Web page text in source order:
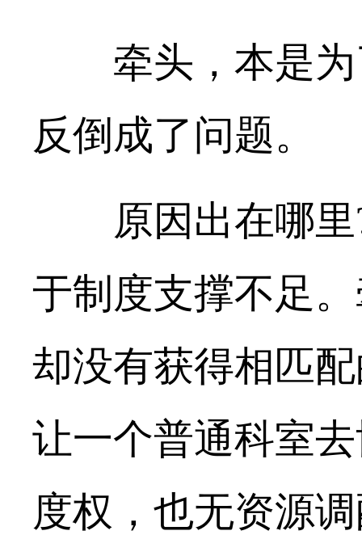
牵头，本是为
反倒成了问题。
原因出在哪里?
于制度支撑不足
却没有获得相匹
让一个普通科室
度权，也无资源